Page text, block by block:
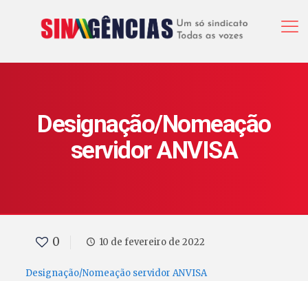
Designação/Nomeação
servidor ANVISA
0 10 de fevereiro de 2022
Designação/Nomeação servidor ANVISA